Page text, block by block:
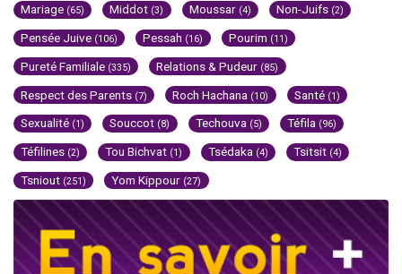
Mariage (65) Middot (3) Moussar (4) Non-Juifs (2)
Pensée Juive (106) Pessah (16) Pourim (11)
Pureté Familiale (335) Relations & Pudeur (85)
Respect des Parents (7) Roch Hachana (10) Santé (1)
Sexualité (1) Souccot (8) Techouva (5) Téfila (96)
Téfilines (2) Tou Bichvat (1) Tsédaka (4) Tsitsit (4)
Tsniout (251) Yom Kippour (27)